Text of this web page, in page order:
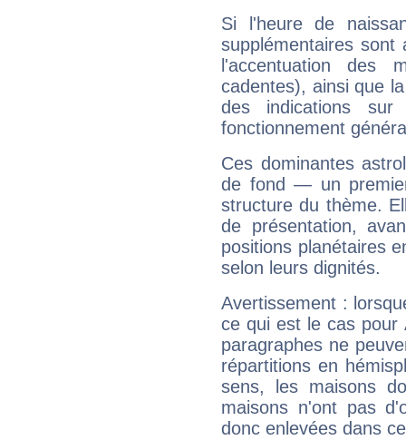
Si l'heure de
supplémentaires sont
l'accentuation des
cadentes), ainsi que
des indications sur
fonctionnement
Ces dominantes
de fond — un
structure du thème.
de présentation,
positions planétaires
selon leurs dignités.
Avertissement :
ce qui est le cas pour
paragraphes ne
répartitions en
sens, les maisons
maisons n'ont pas
donc enlevées dans